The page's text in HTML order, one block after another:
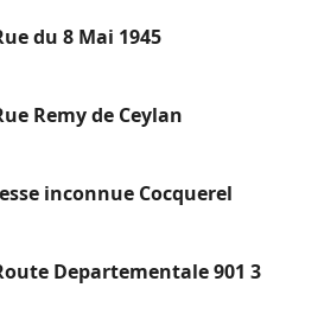
du 8 Mai 1945
Remy de Ceylan
inconnue Cocquerel
Departementale 901 3